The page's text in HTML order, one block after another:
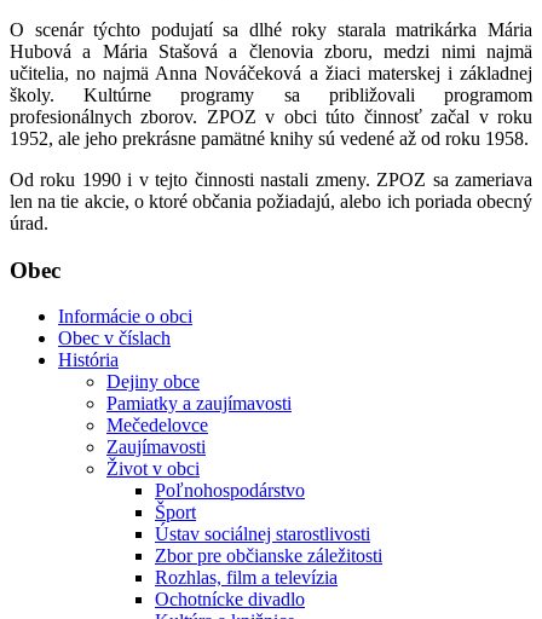
O scenár týchto podujatí sa dlhé roky starala matrikárka Mária
Hubová a Mária Stašová a členovia zboru, medzi nimi najmä
učitelia, no najmä Anna Nováčeková a žiaci materskej i základnej
školy. Kultúrne programy sa približovali programom
profesionálnych zborov. ZPOZ v obci túto činnosť začal v roku
1952, ale jeho prekrásne pamätné knihy sú vedené až od roku 1958.
Od roku 1990 i v tejto činnosti nastali zmeny. ZPOZ sa zameriava
len na tie akcie, o ktoré občania požiadajú, alebo ich poriada obecný
úrad.
Obec
Informácie o obci
Obec v číslach
História
Dejiny obce
Pamiatky a zaujímavosti
Mečedelovce
Zaujímavosti
Život v obci
Poľnohospodárstvo
Šport
Ústav sociálnej starostlivosti
Zbor pre občianske záležitosti
Rozhlas, film a televízia
Ochotnícke divadlo